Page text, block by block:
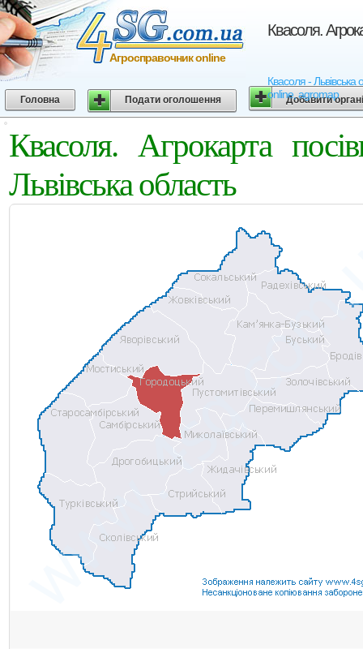
Квасоля.
Квасоля - Львівська
online, agromap
Агросправочник online
Головна Подати оголошення Добавити
Квасоля. Агрокарта
Львівська область